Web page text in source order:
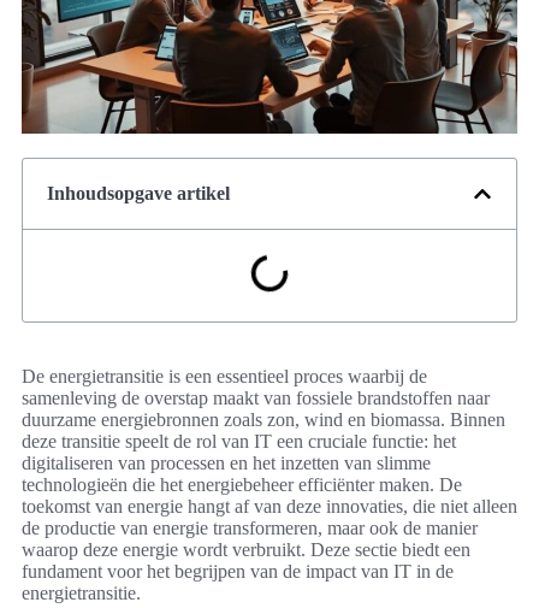
Inhoudsopgave artikel
De energietransitie is een essentieel proces waarbij de
samenleving de overstap maakt van fossiele brandstoffen naar
duurzame energiebronnen zoals zon, wind en biomassa. Binnen
deze transitie speelt de rol van IT een cruciale functie: het
digitaliseren van processen en het inzetten van slimme
technologieën die het energiebeheer efficiënter maken. De
toekomst van energie hangt af van deze innovaties, die niet alleen
de productie van energie transformeren, maar ook de manier
waarop deze energie wordt verbruikt. Deze sectie biedt een
fundament voor het begrijpen van de impact van IT in de
energietransitie.